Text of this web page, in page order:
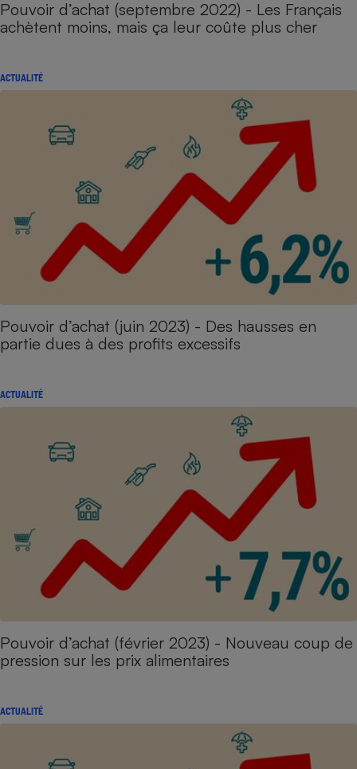
Pouvoir d’achat (septembre 2022) - Les Français
achètent moins, mais ça leur coûte plus cher
ACTUALITÉ
Pouvoir d’achat (juin 2023) - Des hausses en
partie dues à des profits excessifs
ACTUALITÉ
Pouvoir d’achat (février 2023) - Nouveau coup de
pression sur les prix alimentaires
ACTUALITÉ